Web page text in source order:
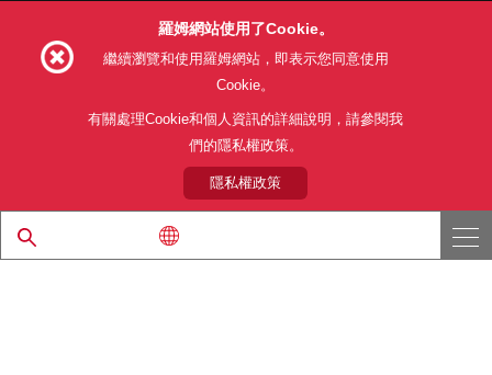
利用目的 隱私權政策
關於本公司產品銷售之標準條款(PDF)
© 1997 - 2026 ROHM CO., LTD. ALL RIGHTS RESERVED.
羅姆網站使用了Cookie。
繼續瀏覽和使用羅姆網站，即表示您同意使用
Cookie。
有關處理Cookie和個人資訊的詳細說明，請參閱我
們的隱私權政策。
隱私權政策